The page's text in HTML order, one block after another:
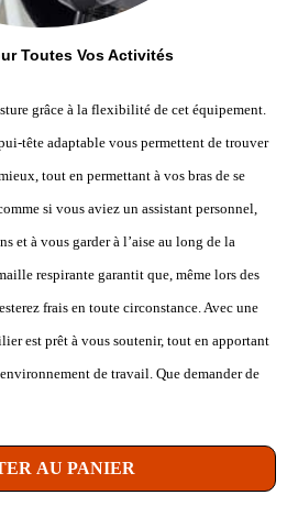
Toutes Vos Activités
grâce à la flexibilité de cet équipement.
tête adaptable vous permettent de trouver
tout en permettant à vos bras de se
si vous aviez un assistant personnel,
et à vous garder à l’aise au long de la
respirante garantit que, même lors des
frais en toute circonstance. Avec une
est prêt à vous soutenir, tout en apportant
de travail. Que demander de
AU PANIER